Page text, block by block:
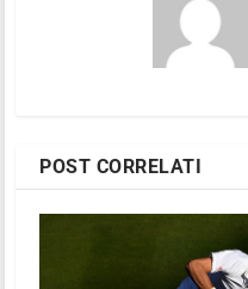
POST CORRELATI